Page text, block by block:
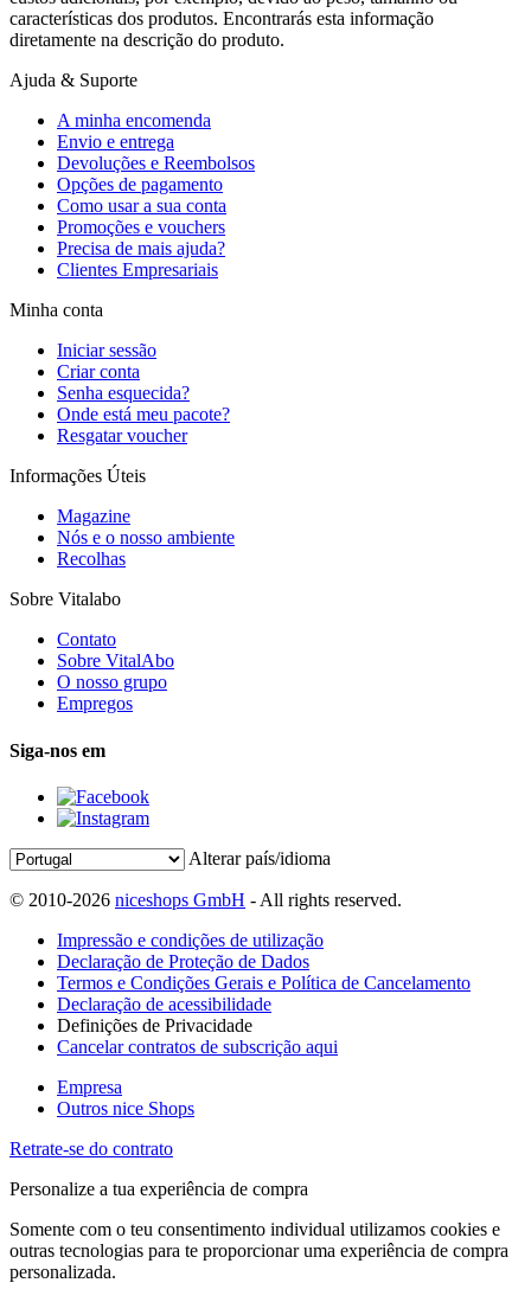
características dos produtos. Encontrarás esta informação
diretamente na descrição do produto.
Ajuda & Suporte
A minha encomenda
Envio e entrega
Devoluções e Reembolsos
Opções de pagamento
Como usar a sua conta
Promoções e vouchers
Precisa de mais ajuda?
Clientes Empresariais
Minha conta
Iniciar sessão
Criar conta
Senha esquecida?
Onde está meu pacote?
Resgatar voucher
Informações Úteis
Magazine
Nós e o nosso ambiente
Recolhas
Sobre Vitalabo
Contato
Sobre VitalAbo
O nosso grupo
Empregos
Siga-nos em
Alterar país/idioma
© 2010-2026 niceshops GmbH - All rights reserved.
Impressão e condições de utilização
Declaração de Proteção de Dados
Termos e Condições Gerais e Política de Cancelamento
Declaração de acessibilidade
Definições de Privacidade
Cancelar contratos de subscrição aqui
Empresa
Outros nice Shops
Retrate-se do contrato
Personalize a tua experiência de compra
Somente com o teu consentimento individual utilizamos cookies e
outras tecnologias para te proporcionar uma experiência de compra
personalizada.